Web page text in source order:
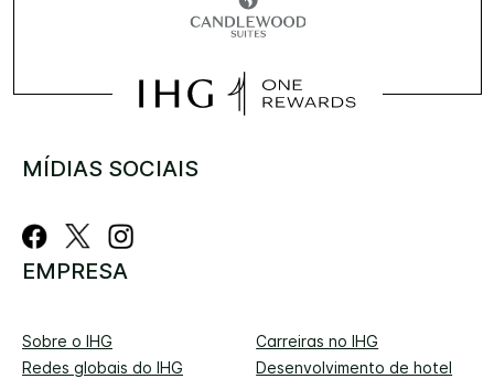
MÍDIAS SOCIAIS
EMPRESA
Sobre o IHG
Carreiras no IHG
Redes globais do IHG
Desenvolvimento de hotel